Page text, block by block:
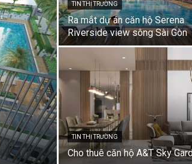
TIN THỊ TRƯỜNG
Ra mắt dự án căn hộ Serena
Riverside view sông Sài Gòn
TIN THỊ TRƯỜNG
Cho thuê căn hộ A&T Sky